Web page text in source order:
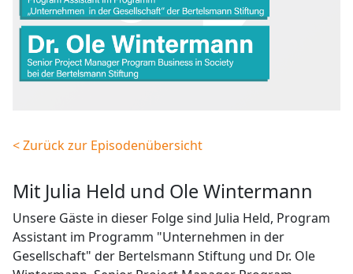
< Zurück zur Episodenübersicht
mit Julia Held und Ole Wintermann
Unsere Gäste in dieser Folge sind Julia Held, Program
Assistant im Programm "Unternehmen in der
Gesellschaft" der Bertelsmann Stiftung und Dr. Ole